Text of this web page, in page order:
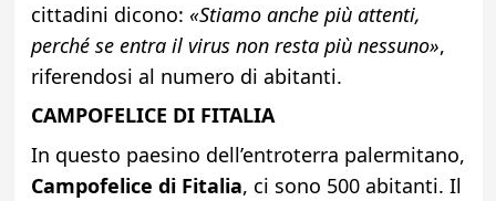
cittadini dicono: «Stiamo anche più attenti,
perché se entra il virus non resta più nessuno»,
riferendosi al numero di abitanti.
CAMPOFELICE DI FITALIA
In questo paesino dell’entroterra palermitano,
Campofelice di Fitalia, ci sono 500 abitanti. Il